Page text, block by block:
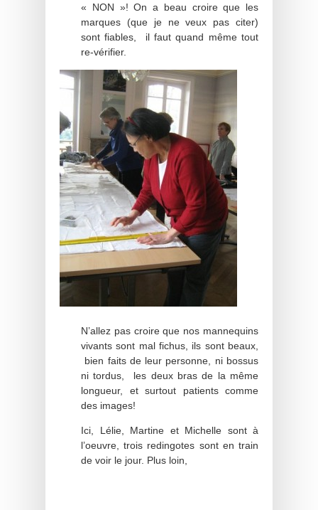
« NON »! On a beau croire que les
marques (que je ne veux pas citer)
sont fiables, il faut quand même tout
re-vérifier.
N’allez pas croire que nos mannequins
vivants sont mal fichus, ils sont beaux,
bien faits de leur personne, ni bossus
ni tordus, les deux bras de la même
longueur, et surtout patients comme
des images!
Ici, Lélie, Martine et Michelle sont à
l’oeuvre, trois redingotes sont en train
de voir le jour. Plus loin,